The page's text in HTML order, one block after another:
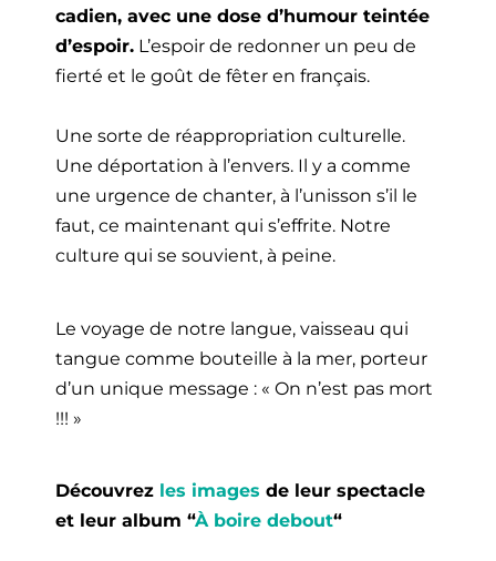
cadien, avec une dose d’humour teintée
d’espoir. L’espoir de redonner un peu de
fierté et le goût de fêter en français.
Une sorte de réappropriation culturelle.
Une déportation à l’envers. Il y a comme
une urgence de chanter, à l’unisson s’il le
faut, ce maintenant qui s’effrite. Notre
culture qui se souvient, à peine.
Le voyage de notre langue, vaisseau qui
tangue comme bouteille à la mer, porteur
d’un unique message : « On n’est pas mort
!!! »
Découvrez les images de leur spectacle
et leur album “À boire debout“